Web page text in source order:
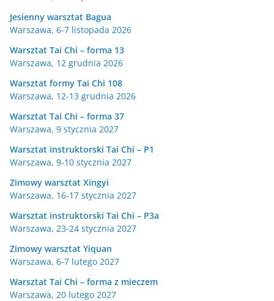
Jesienny warsztat Bagua
Warszawa, 6-7 listopada 2026
Warsztat Tai Chi – forma 13
Warszawa, 12 grudnia 2026
Warsztat formy Tai Chi 108
Warszawa, 12-13 grudnia 2026
Warsztat Tai Chi – forma 37
Warszawa, 9 stycznia 2027
Warsztat instruktorski Tai Chi – P1
Warszawa, 9-10 stycznia 2027
Zimowy warsztat Xingyi
Warszawa, 16-17 stycznia 2027
Warsztat instruktorski Tai Chi – P3a
Warszawa, 23-24 stycznia 2027
Zimowy warsztat Yiquan
Warszawa, 6-7 lutego 2027
Warsztat Tai Chi – forma z mieczem
Warszawa, 20 lutego 2027